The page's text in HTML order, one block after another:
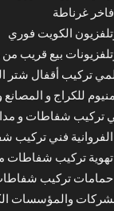
غرناطة
الكويت فوري
بيع قريب
تركيب أقفال شتر
للكراج و
شفاطات و
فني تركيب
تركيب شفاطات
تركيب
والمؤسسات